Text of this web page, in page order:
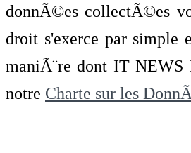
donnÃ©es collectÃ©es
droit s'exerce par
maniÃ¨re dont IT NEWS
notre Charte sur les